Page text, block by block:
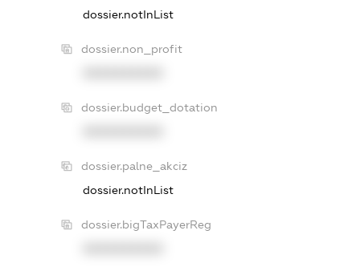
dossier.notInList
dossier.non_profit
dossier.budget_dotation
dossier.palne_akciz
dossier.notInList
dossier.bigTaxPayerReg